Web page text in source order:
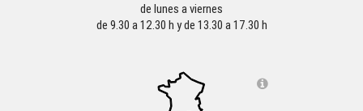
de lunes a viernes
de 9.30 a 12.30 h y de 13.30 a 17.30 h